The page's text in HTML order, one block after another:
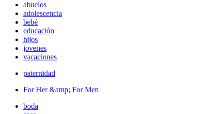
abuelos
adolescencia
bebé
educación
hijos
jovenes
vacaciones
paternidad
For Her &amp; For Men
boda